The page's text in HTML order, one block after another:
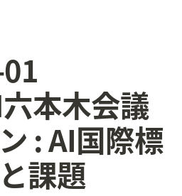
本木会議
: AI国際標
課題